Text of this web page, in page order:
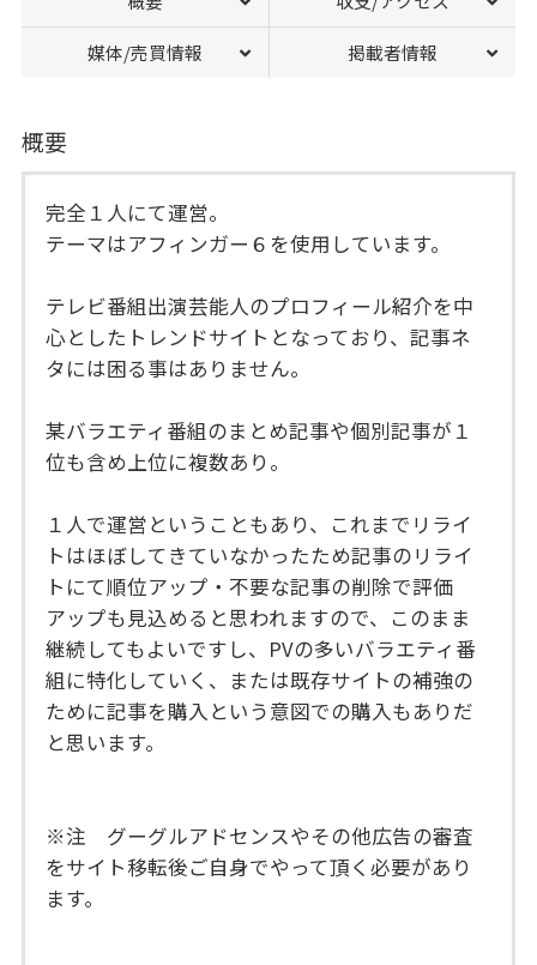
媒体/売買情報 掲載者情報
概要
完全１人にて運営。
テーマはアフィンガー６を使用しています。
テレビ番組出演芸能人のプロフィール紹介を中
心としたトレンドサイトとなっており、記事ネ
タには困る事はありません。
某バラエティ番組のまとめ記事や個別記事が１
位も含め上位に複数あり。
１人で運営ということもあり、これまでリライ
トはほぼしてきていなかったため記事のリライ
トにて順位アップ・不要な記事の削除で評価
アップも見込めると思われますので、このまま
継続してもよいですし、PVの多いバラエティ番
組に特化していく、または既存サイトの補強の
ために記事を購入という意図での購入もありだ
と思います。
※注 グーグルアドセンスやその他広告の審査
をサイト移転後ご自身でやって頂く必要があり
ます。